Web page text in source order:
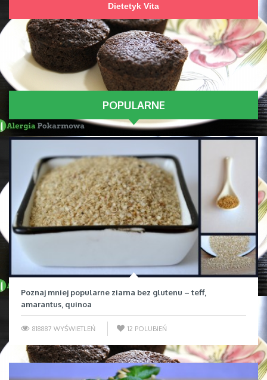
Dietetyk Vita
POPULARNE
Poznaj mniej popularne ziarna bez glutenu – teff,
amarantus, quinoa
818887 WYŚWIETLEŃ 12 POLUBIEŃ